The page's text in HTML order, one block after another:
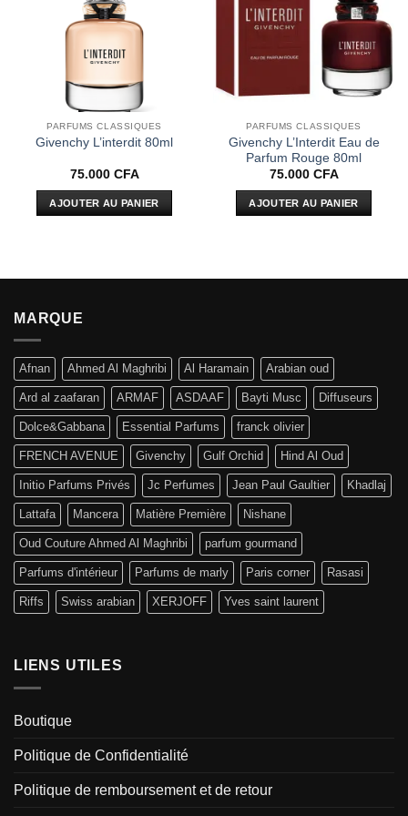
PARFUMS CLASSIQUES
Givenchy L’interdit 80ml
75.000 CFA
AJOUTER AU PANIER
PARFUMS CLASSIQUES
Givenchy L’Interdit Eau de
Parfum Rouge 80ml
75.000 CFA
AJOUTER AU PANIER
MARQUE
Afnan Ahmed Al Maghribi Al Haramain Arabian oud
Ard al zaafaran ARMAF ASDAAF Bayti Musc Diffuseurs
Dolce&Gabbana Essential Parfums franck olivier
FRENCH AVENUE Givenchy Gulf Orchid Hind Al Oud
Initio Parfums Privés Jc Perfumes Jean Paul Gaultier Khadlaj
Lattafa Mancera Matière Première Nishane
Oud Couture Ahmed Al Maghribi parfum gourmand
Parfums d'intérieur Parfums de marly Paris corner Rasasi
Riffs Swiss arabian XERJOFF Yves saint laurent
LIENS UTILES
Boutique
Politique de Confidentialité
Politique de remboursement et de retour